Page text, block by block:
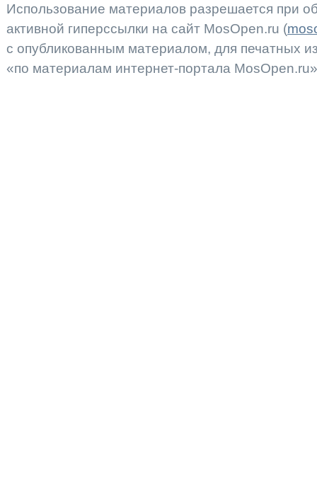
Использование материалов разрешается при
активной гиперссылки на сайт MosOpen.ru (
с опубликованным материалом, для печатных
«по материалам интернет-портала